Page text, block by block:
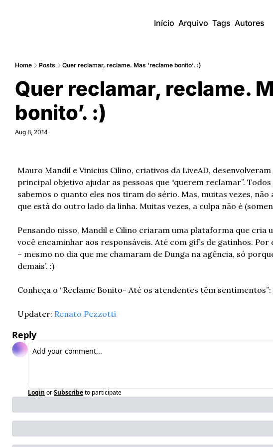
Início Arquivo Tags Autores
Home Posts Quer reclamar, reclame. Mas ‘reclame bonito’. :)
Quer reclamar, reclame.
bonito’. :)
Aug 8, 2014
Mauro Mandil e Vinicius Cilino, criativos da LiveAD,
principal objetivo ajudar as pessoas que “querem reclamar”.
sabemos o quanto eles nos tiram do sério. Mas, muitas vezes,
que está do outro lado da linha. Muitas vezes, a culpa não é
Pensando nisso, Mandil e Cilino criaram uma plataforma que cria
você encaminhar aos responsáveis. Até com gif’s de gatinhos.
– mesmo no dia que me chamaram de Dunga na agência, só
demais’. :)
Conheça o “Reclame Bonito- Até os atendentes têm sentimentos”:
Updater: Renato Pezzotti
Reply
Login orSubscribeto participate